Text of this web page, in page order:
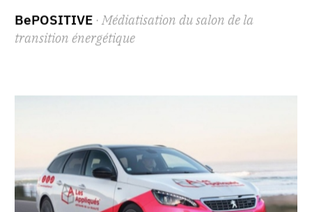
BePOSITIVE · Médiatisation du salon de la
transition énergétique